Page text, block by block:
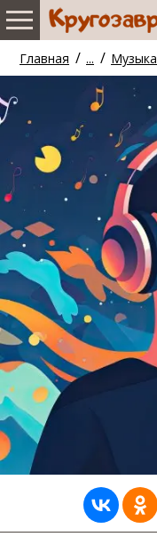
Главная / ... / Музыка